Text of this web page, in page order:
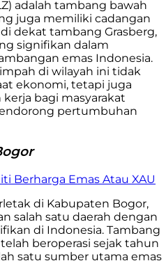
adalah tambang bawah
juga memiliki cadangan
dekat tambang Grasberg,
signifikan dalam
emas Indonesia.
di wilayah ini tidak
ekonomi, tetapi juga
bagi masyarakat
pertumbuhan
Berharga Emas Atau XAU
di Kabupaten Bogor,
salah satu daerah dengan
di Indonesia. Tambang
beroperasi sejak tahun
satu sumber utama emas